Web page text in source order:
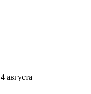
4 августа